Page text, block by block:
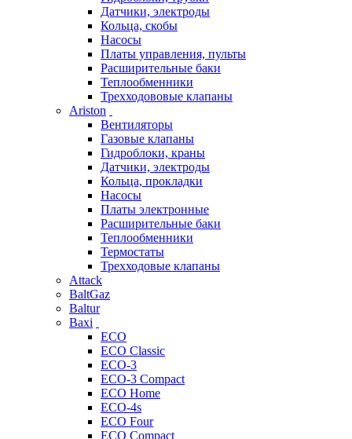
Датчики, электроды
Кольца, скобы
Насосы
Платы управления, пульты
Расширительные баки
Теплообменники
Трехходововые клапаны
Ariston
Вентиляторы
Газовые клапаны
Гидроблоки, краны
Датчики, электроды
Кольца, прокладки
Насосы
Платы электронные
Расширительные баки
Теплообменники
Термостаты
Трехходовые клапаны
Attack
BaltGaz
Baltur
Baxi
ECO
ECO Classic
ECO-3
ECO-3 Compact
ECO Home
ECO-4s
ECO Four
ECO Compact